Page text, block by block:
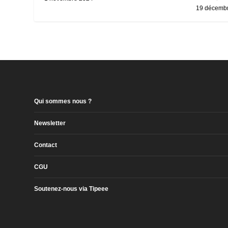
19
Qui sommes nous ?
Newsletter
Contact
CGU
Soutenez-nous via Tipeee